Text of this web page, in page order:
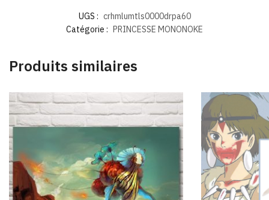
UGS : crhmlumtls0000drpa60
Catégorie : PRINCESSE MONONOKE
Produits similaires